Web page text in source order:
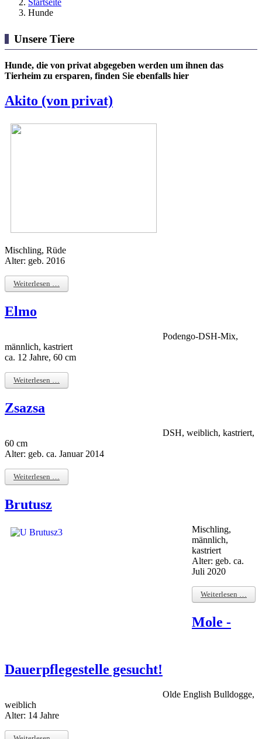
Startseite
Hunde
Unsere Tiere
Hunde, die von privat abgegeben werden um ihnen das
Tierheim zu ersparen, finden Sie ebenfalls hier
Akito (von privat)
Mischling, Rüde
Alter: geb. 2016
Weiterlesen …
Elmo
Podengo-DSH-Mix,
männlich, kastriert
ca. 12 Jahre, 60 cm
Weiterlesen …
Zsazsa
DSH, weiblich, kastriert,
60 cm
Alter: geb. ca. Januar 2014
Weiterlesen …
Brutusz
Mischling,
männlich,
kastriert
Alter: geb. ca.
Juli 2020
Weiterlesen …
Mole -
Dauerpflegestelle gesucht!
Olde English Bulldogge,
weiblich
Alter: 14 Jahre